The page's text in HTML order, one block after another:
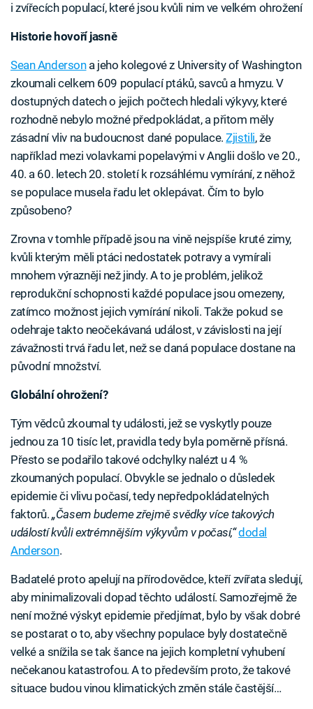
i zvířecích populací, které jsou kvůli nim ve velkém ohrožení
Historie hovoří jasně
Sean Andersona jeho kolegové z University of Washington
zkoumali celkem 609 populací ptáků, savců a hmyzu. V
dostupných datech o jejich počtech hledali výkyvy, které
rozhodně nebylo možné předpokládat, a přitom měly
zásadní vliv na budoucnost dané populace.Zjistili, že
například mezi volavkami popelavými v Anglii došlo ve 20.,
40. a 60. letech 20. století k rozsáhlému vymírání, z něhož
se populace musela řadu let oklepávat. Čím to bylo
způsobeno?
Zrovna v tomhle případě jsou na vině nejspíše kruté zimy,
kvůli kterým měli ptáci nedostatek potravy a vymírali
mnohem výrazněji než jindy. A to je problém, jelikož
reprodukční schopnosti každé populace jsou omezeny,
zatímco možnost jejich vymírání nikoli. Takže pokud se
odehraje takto neočekávaná událost, v závislosti na její
závažnosti trvá řadu let, než se daná populace dostane na
původní množství.
Globální ohrožení?
Tým vědců zkoumal ty události, jež se vyskytly pouze
jednou za 10 tisíc let, pravidla tedy byla poměrně přísná.
Přesto se podařilo takové odchylky nalézt u 4 %
zkoumaných populací. Obvykle se jednalo o důsledek
epidemie či vlivu počasí, tedy nepředpokládatelných
faktorů.„Časem budeme zřejmě svědky více takových
událostí kvůli extrémnějším výkyvům v počasí,“dodal
Anderson.
Badatelé proto apelují na přírodovědce, kteří zvířata sledují,
aby minimalizovali dopad těchto událostí. Samozřejmě že
není možné výskyt epidemie předjímat, bylo by však dobré
se postarat o to, aby všechny populace byly dostatečně
velké a snížila se tak šance na jejich kompletní vyhubení
nečekanou katastrofou. A to především proto, že takové
situace budou vinou klimatických změn stále častější…